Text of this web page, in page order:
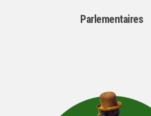
Parlementaires